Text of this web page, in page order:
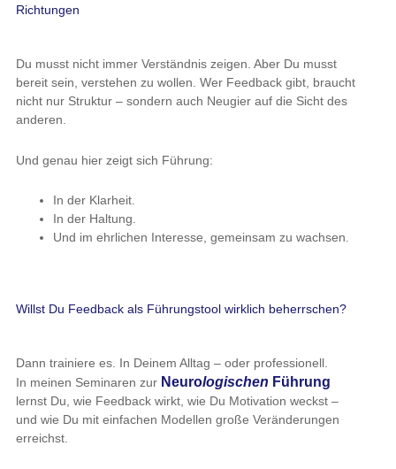
Richtungen
Du musst nicht immer Verständnis zeigen. Aber Du musst
bereit sein, verstehen zu wollen. Wer Feedback gibt, braucht
nicht nur Struktur – sondern auch Neugier auf die Sicht des
anderen.
Und genau hier zeigt sich Führung:
In der Klarheit.
In der Haltung.
Und im ehrlichen Interesse, gemeinsam zu wachsen.
Willst Du Feedback als Führungstool wirklich beherrschen?
Dann trainiere es. In Deinem Alltag – oder professionell.
In meinen Seminaren zur Neurologischen Führung
lernst Du, wie Feedback wirkt, wie Du Motivation weckst –
und wie Du mit einfachen Modellen große Veränderungen
erreichst.